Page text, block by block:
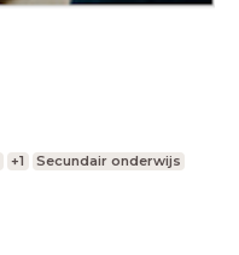
+1
Secundair onderwijs